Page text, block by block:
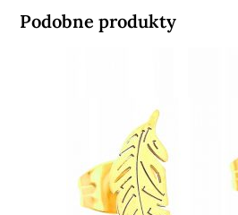
Podobne produkty